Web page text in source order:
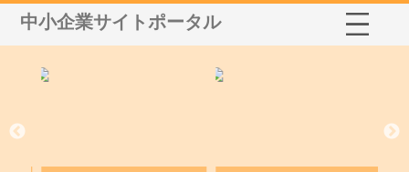
中小企業サイトポータル